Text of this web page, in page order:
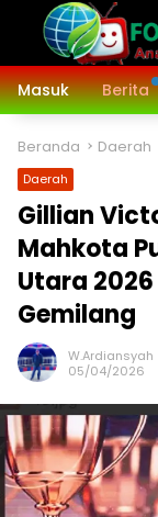
Langsung
konten
Masuk
Berita
Beranda Daerah
Daerah
Gillian
Mahkota
Utara
Gemilang
W.Ardiansyah
05/04/2026